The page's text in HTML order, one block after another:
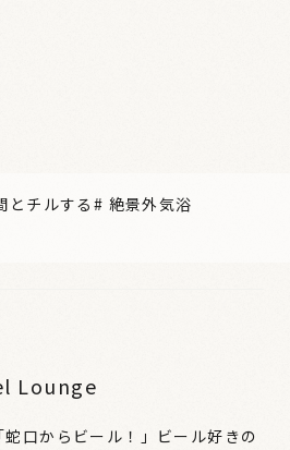
とチルする # 絶景外気浴
Lounge
「蛇口からビール！」ビール好きの